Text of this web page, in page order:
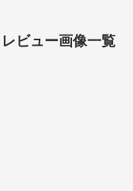
レビュー画像一覧